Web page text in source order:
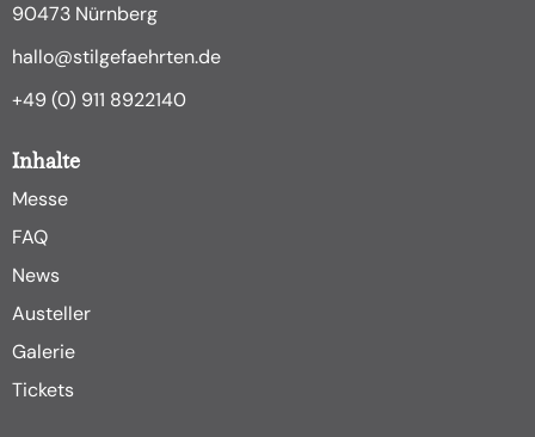
90473 Nürnberg
hallo@stilgefaehrten.de
+49 (0) 911 8922140
Inhalte
Messe
FAQ
News
Austeller
Galerie
Tickets